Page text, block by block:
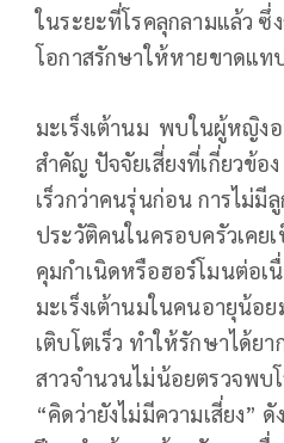
ในระยะที่โรคลุกลามแล้ว ซึ่
โอกาสรักษาให้หายขาดแท
มะเร็งเต้านม พบในผู้หญิง
สำคัญ ปัจจัยเสี่ยงที่เกี่ยวข้อ
เร็วกว่าคนรุ่นก่อน การไม่มี
ประวัติคนในครอบครัวเคย
คุมกำเนิดหรือฮอร์โมนต่อเ
มะเร็งเต้านมในคนอายุน้อ
เติบโตเร็ว ทำให้รักษาได้ย
สาวจำนวนไม่น้อยตรวจพบ
“คิดว่ายังไม่มีความเสี่ยง”